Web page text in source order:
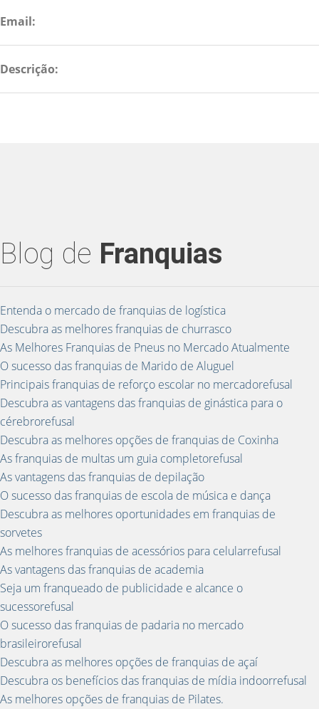
Email:
Descrição:
Blog de Franquias
Entenda o mercado de franquias de logística
Descubra as melhores franquias de churrasco
As Melhores Franquias de Pneus no Mercado Atualmente
O sucesso das franquias de Marido de Aluguel
Principais franquias de reforço escolar no mercadorefusal
Descubra as vantagens das franquias de ginástica para o
cérebrorefusal
Descubra as melhores opções de franquias de Coxinha
As franquias de multas um guia completorefusal
As vantagens das franquias de depilação
O sucesso das franquias de escola de música e dança
Descubra as melhores oportunidades em franquias de
sorvetes
As melhores franquias de acessórios para celularrefusal
As vantagens das franquias de academia
Seja um franqueado de publicidade e alcance o
sucessorefusal
O sucesso das franquias de padaria no mercado
brasileirorefusal
Descubra as melhores opções de franquias de açaí
Descubra os benefícios das franquias de mídia indoorrefusal
As melhores opções de franquias de Pilates.